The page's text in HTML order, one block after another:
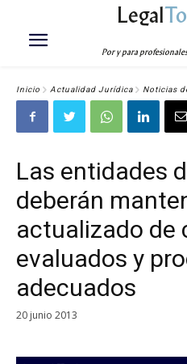
Legal
Por y para
Inicio Actualidad Jurídica Noticias
Las entidades
deberán
actualizado de
evaluados y
adecuados
20 junio 2013